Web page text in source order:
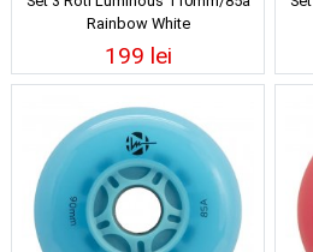
Rainbow White
199 lei